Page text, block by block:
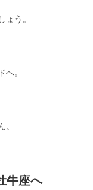
う。
。
牛座へ